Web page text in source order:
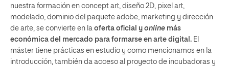
nuestra formación en concept art, diseño 2D, pixel art,
modelado, dominio del paquete adobe, marketing y dirección
de arte, se convierte en la oferta oficial y online más
económica del mercado para formarse en arte digital. El
máster tiene prácticas en estudio y como mencionamos en la
introducción, también da acceso al proyecto de incubadoras y